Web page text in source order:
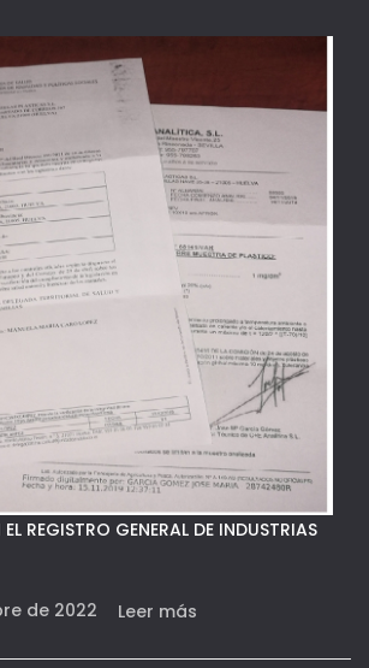
REGISTRO GENERAL DE INDUSTRIAS
de 2022 Leer más